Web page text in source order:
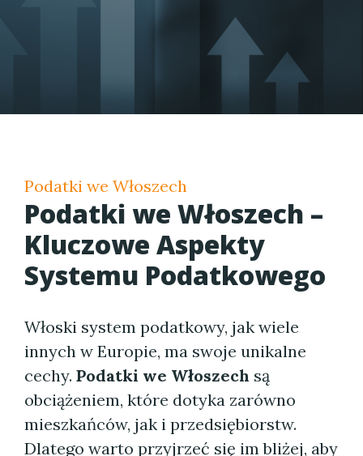
Podatki we Włoszech
Podatki we Włoszech –
Kluczowe Aspekty
Systemu Podatkowego
Włoski system podatkowy, jak wiele
innych w Europie, ma swoje unikalne
cechy. Podatki we Włoszech są
obciążeniem, które dotyka zarówno
mieszkańców, jak i przedsiębiorstw.
Dlatego warto przyjrzeć się im bliżej, aby